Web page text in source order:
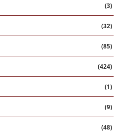
(3)
(32)
(85)
(424)
(1)
(9)
(48)